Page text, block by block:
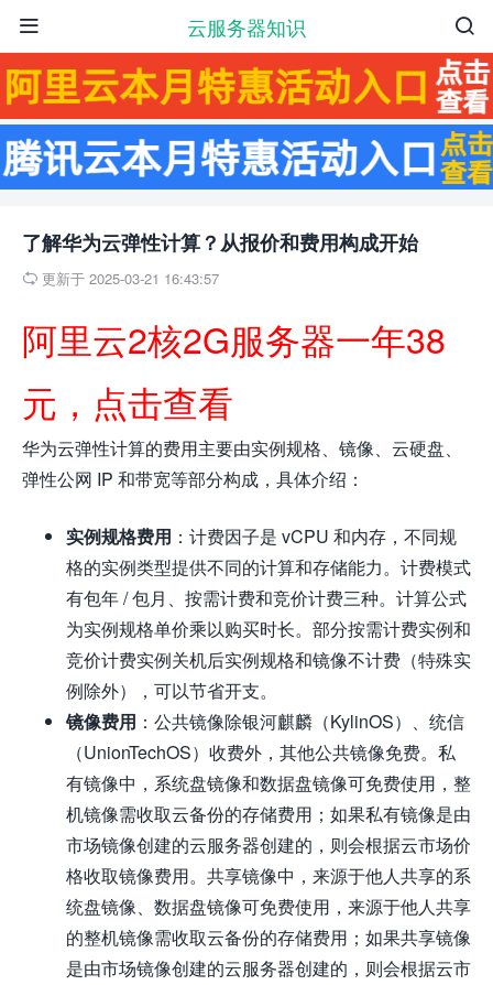
云服务器知识 

了解华为云弹性计算？从报价和费用构成开始
 更新于 2025-03-21 16:43:57
阿里云2核2G服务器一年38
元，点击查看
华为云弹性计算的费用主要由实例规格、镜像、云硬盘、
弹性公网 IP 和带宽等部分构成，具体介绍：
实例规格费用 ：计费因子是 vCPU 和内存，不同规
格的实例类型提供不同的计算和存储能力。计费模式
有包年 / 包月、按需计费和竞价计费三种。计算公式
为实例规格单价乘以购买时长。部分按需计费实例和
竞价计费实例关机后实例规格和镜像不计费（特殊实
例除外），可以节省开支。
镜像费用 ：公共镜像除银河麒麟（KylinOS）、统信
（UnionTechOS）收费外，其他公共镜像免费。私
有镜像中，系统盘镜像和数据盘镜像可免费使用，整
机镜像需收取云备份的存储费用；如果私有镜像是由
市场镜像创建的云服务器创建的，则会根据云市场价
格收取镜像费用。共享镜像中，来源于他人共享的系
统盘镜像、数据盘镜像可免费使用，来源于他人共享
的整机镜像需收取云备份的存储费用；如果共享镜像
是由市场镜像创建的云服务器创建的，则会根据云市